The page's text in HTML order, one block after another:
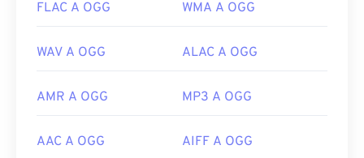
FLAC A OGG WMA A OGG
WAV A OGG ALAC A OGG
AMR A OGG MP3 A OGG
AAC A OGG AIFF A OGG